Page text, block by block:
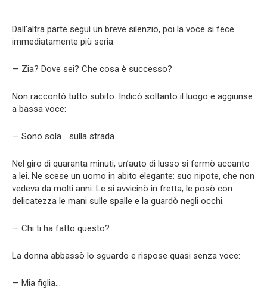
Dall’altra parte seguì un breve silenzio, poi la voce si fece
immediatamente più seria.
— Zia? Dove sei? Che cosa è successo?
Non raccontò tutto subito. Indicò soltanto il luogo e aggiunse
a bassa voce:
— Sono sola… sulla strada…
Nel giro di quaranta minuti, un’auto di lusso si fermò accanto
a lei. Ne scese un uomo in abito elegante: suo nipote, che non
vedeva da molti anni. Le si avvicinò in fretta, le posò con
delicatezza le mani sulle spalle e la guardò negli occhi.
— Chi ti ha fatto questo?
La donna abbassò lo sguardo e rispose quasi senza voce:
— Mia figlia…